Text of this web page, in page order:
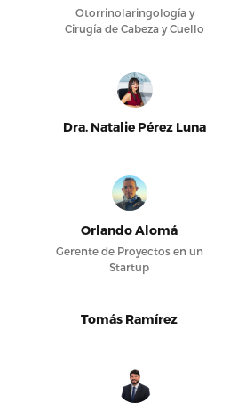
Otorrinolaringología y
Cirugía de Cabeza y Cuello
Dra. Natalie Pérez Luna
Orlando Alomá
Gerente de Proyectos en un
Startup
Tomás Ramírez